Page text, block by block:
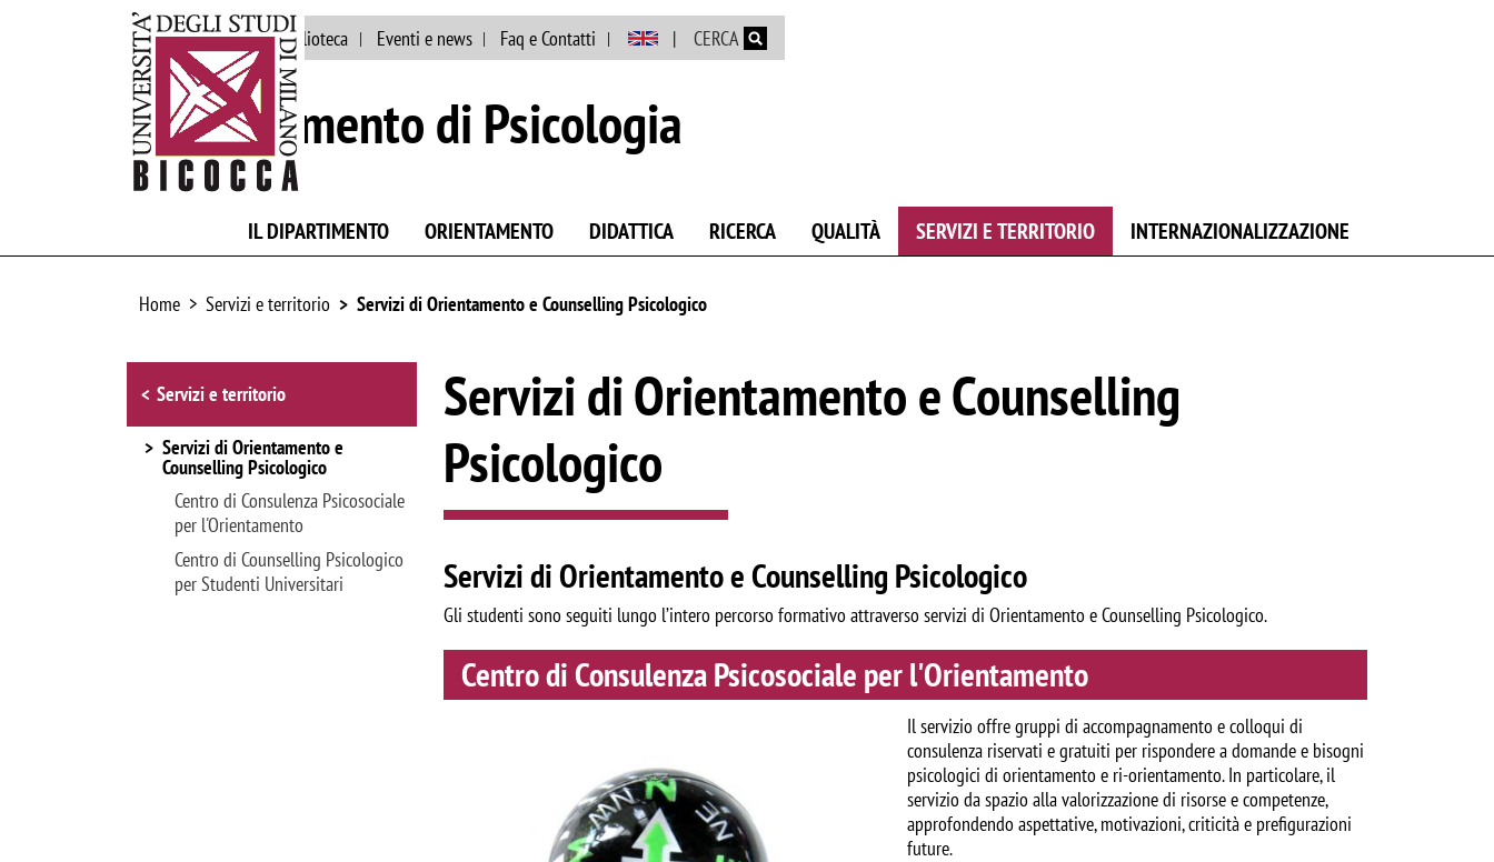
Salta al contenuto principale
Ateneo Staff Biblioteca Eventi e news Faq e Contatti CERCA
Dipartimento di Psicologia
IL DIPARTIMENTO ORIENTAMENTO DIDATTICA RICERCA QUALITÀ SERVIZI E TERRITORIO INTERNAZIONALIZZAZIONE
Home Servizi e territorio Servizi di Orientamento e Counselling Psicologico
Browse the section
Servizi e territorio
Servizi di Orientamento e
Counselling Psicologico
Centro di Consulenza Psicosociale
per l'Orientamento
Centro di Counselling Psicologico
per Studenti Universitari
Servizi di Orientamento e Counselling
Psicologico
Servizi di Orientamento e Counselling Psicologico
Gli studenti sono seguiti lungo l’intero percorso formativo attraverso servizi di Orientamento e Counselling Psicologico.
Centro di Consulenza Psicosociale per l'Orientamento
Il servizio offre gruppi di accompagnamento e colloqui di
consulenza riservati e gratuiti per rispondere a domande e bisogni
psicologici di orientamento e ri-orientamento. In particolare, il
servizio da spazio alla valorizzazione di risorse e competenze,
approfondendo aspettative, motivazioni, criticità e prefigurazioni
future.